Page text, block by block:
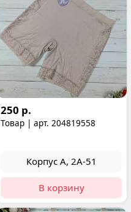
250 р.
Товар | арт. 204819558
Корпус А, 2А-51
В корзину